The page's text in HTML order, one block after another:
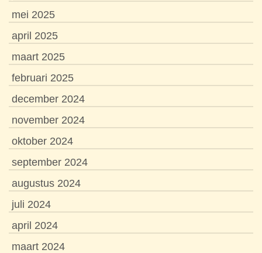
mei 2025
april 2025
maart 2025
februari 2025
december 2024
november 2024
oktober 2024
september 2024
augustus 2024
juli 2024
april 2024
maart 2024